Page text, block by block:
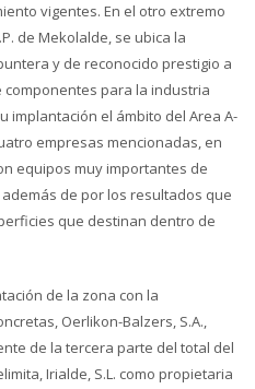
vigentes. En el otro extremo
de Mekolalde, se ubica la
y de reconocido prestigio a
para la industria
implantación el ámbito del Area A-
empresas mencionadas, en
equipos muy importantes de
de por los resultados que
que destinan dentro de
de la zona con la
Oerlikon-Balzers, S.A.,
de la tercera parte del total del
Irialde, S.L. como propietaria